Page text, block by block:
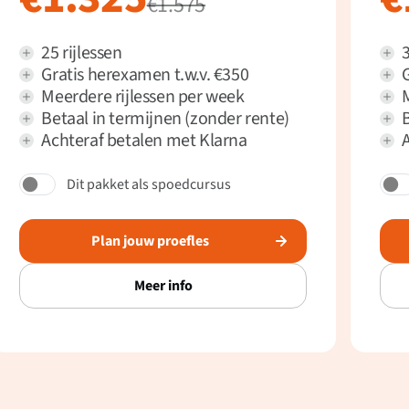
25 rijlessen
Gratis herexamen t.w.v. €350
Meerdere rijlessen per week
Betaal in termijnen (zonder rente)
Achteraf betalen met Klarna
Dit pakket als spoedcursus
Plan jouw proefles
Meer info